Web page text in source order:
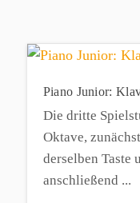
Piano Junior:
Die dritte
Oktave,
derselben Taste
anschließend ...